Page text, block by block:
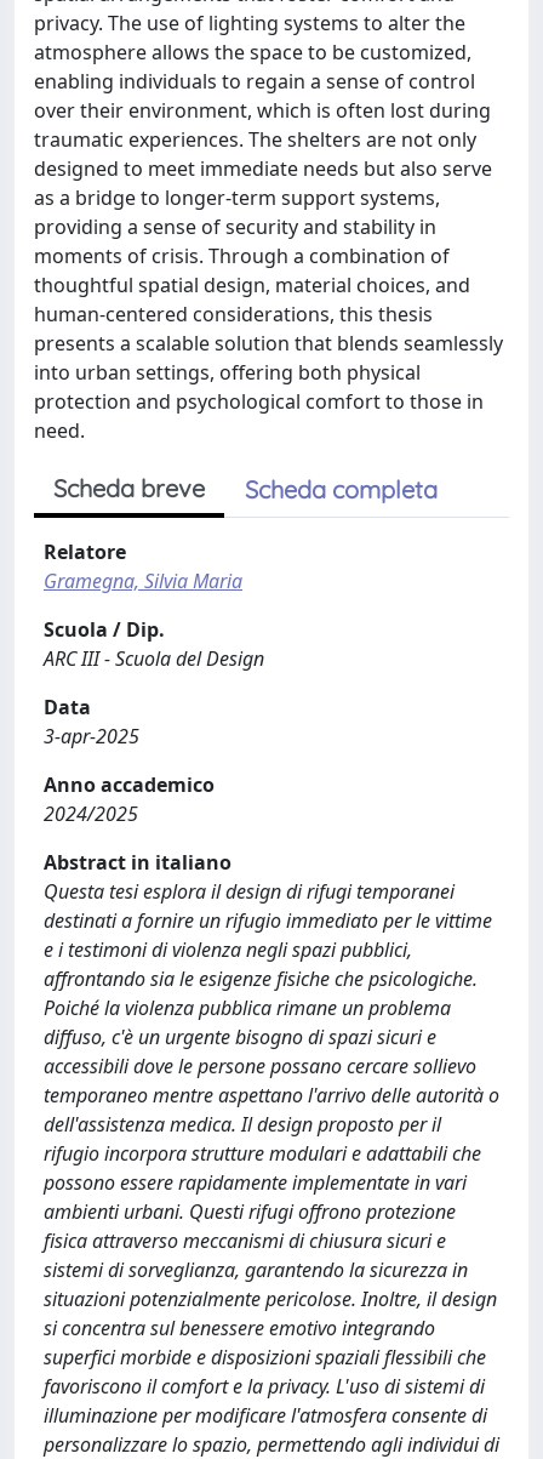
privacy. The use of lighting systems to alter the
atmosphere allows the space to be customized,
enabling individuals to regain a sense of control
over their environment, which is often lost during
traumatic experiences. The shelters are not only
designed to meet immediate needs but also serve
as a bridge to longer-term support systems,
providing a sense of security and stability in
moments of crisis. Through a combination of
thoughtful spatial design, material choices, and
human-centered considerations, this thesis
presents a scalable solution that blends seamlessly
into urban settings, offering both physical
protection and psychological comfort to those in
need.
Scheda breve Scheda completa
Relatore
Gramegna, Silvia Maria
Scuola / Dip.
ARC III - Scuola del Design
Data
3-apr-2025
Anno accademico
2024/2025
Abstract in italiano
Questa tesi esplora il design di rifugi temporanei
destinati a fornire un rifugio immediato per le vittime
e i testimoni di violenza negli spazi pubblici,
affrontando sia le esigenze fisiche che psicologiche.
Poiché la violenza pubblica rimane un problema
diffuso, c'è un urgente bisogno di spazi sicuri e
accessibili dove le persone possano cercare sollievo
temporaneo mentre aspettano l'arrivo delle autorità o
dell'assistenza medica. Il design proposto per il
rifugio incorpora strutture modulari e adattabili che
possono essere rapidamente implementate in vari
ambienti urbani. Questi rifugi offrono protezione
fisica attraverso meccanismi di chiusura sicuri e
sistemi di sorveglianza, garantendo la sicurezza in
situazioni potenzialmente pericolose. Inoltre, il design
si concentra sul benessere emotivo integrando
superfici morbide e disposizioni spaziali flessibili che
favoriscono il comfort e la privacy. L'uso di sistemi di
illuminazione per modificare l'atmosfera consente di
personalizzare lo spazio, permettendo agli individui di